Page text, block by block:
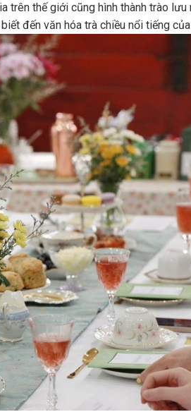
trên thế giới cũng hình thành trào
đến văn hóa trà chiều nổi tiếng